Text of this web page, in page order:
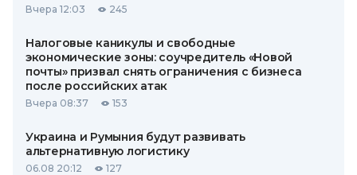
Вчера 12:03 245
Налоговые каникулы и свободные
экономические зоны: соучредитель «Новой
почты» призвал снять ограничения с бизнеса
после российских атак
Вчера 08:37 153
Украина и Румыния будут развивать
альтернативную логистику
06.08 20:12 127